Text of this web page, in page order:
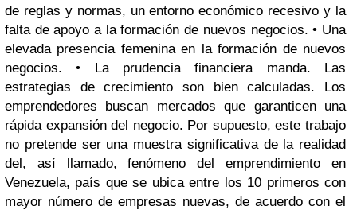
de reglas y normas, un entorno económico recesivo y la
falta de apoyo a la formación de nuevos negocios. • Una
elevada presencia femenina en la formación de nuevos
negocios. • La prudencia financiera manda. Las
estrategias de crecimiento son bien calculadas. Los
emprendedores buscan mercados que garanticen una
rápida expansión del negocio. Por supuesto, este trabajo
no pretende ser una muestra significativa de la realidad
del, así llamado, fenómeno del emprendimiento en
Venezuela, país que se ubica entre los 10 primeros con
mayor número de empresas nuevas, de acuerdo con el